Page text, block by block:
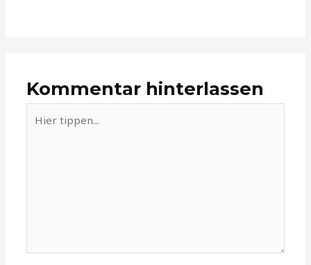
Kommentar hinterlassen
tippen...